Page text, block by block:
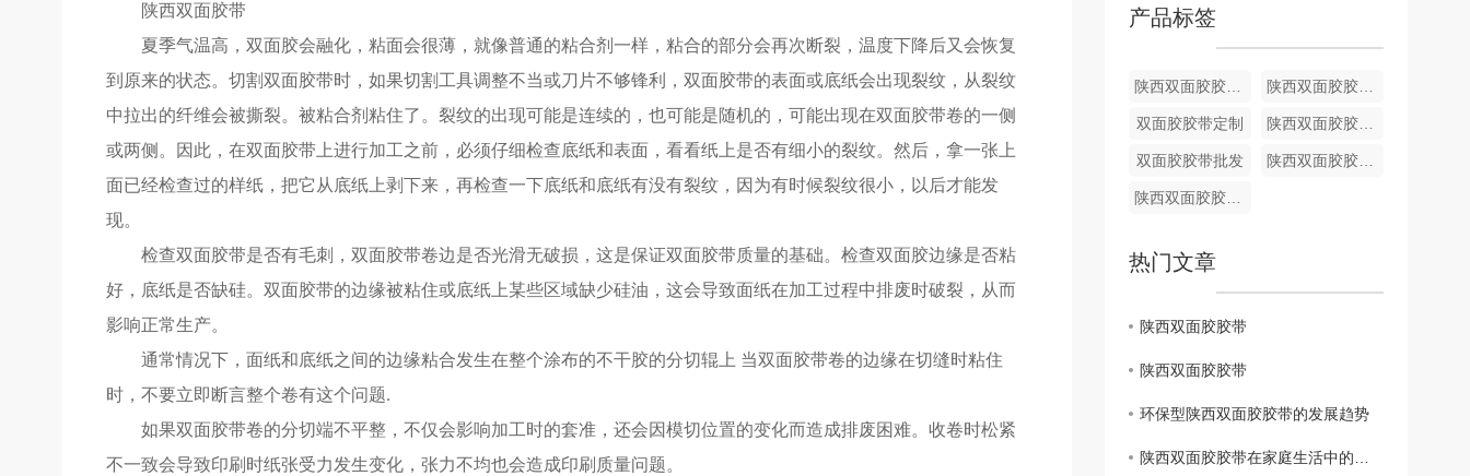
陕西双面胶带
夏季气温高，双面胶会融化，粘面会很薄，就像普通的粘合剂一样，粘合的部分会再次断裂，温度下降后又会恢复
到原来的状态。切割双面胶带时，如果切割工具调整不当或刀片不够锋利，双面胶带的表面或底纸会出现裂纹，从裂纹
中拉出的纤维会被撕裂。被粘合剂粘住了。裂纹的出现可能是连续的，也可能是随机的，可能出现在双面胶带卷的一侧
或两侧。因此，在双面胶带上进行加工之前，必须仔细检查底纸和表面，看看纸上是否有细小的裂纹。然后，拿一张上
面已经检查过的样纸，把它从底纸上剥下来，再检查一下底纸和底纸有没有裂纹，因为有时候裂纹很小，以后才能发
现。
检查双面胶带是否有毛刺，双面胶带卷边是否光滑无破损，这是保证双面胶带质量的基础。检查双面胶边缘是否粘
好，底纸是否缺硅。双面胶带的边缘被粘住或底纸上某些区域缺少硅油，这会导致面纸在加工过程中排废时破裂，从而
影响正常生产。
通常情况下，面纸和底纸之间的边缘粘合发生在整个涂布的不干胶的分切辊上 当双面胶带卷的边缘在切缝时粘住
时，不要立即断言整个卷有这个问题.
如果双面胶带卷的分切端不平整，不仅会影响加工时的套准，还会因模切位置的变化而造成排废困难。收卷时松紧
不一致会导致印刷时纸张受力发生变化，张力不均也会造成印刷质量问题。
产品标签
陕西双面胶胶带批发 陕西双面胶胶带定制
双面胶胶带定制 陕西双面胶胶带批发
双面胶胶带批发 陕西双面胶胶带价格
陕西双面胶胶带厂家
热门文章
陕西双面胶胶带
陕西双面胶胶带
环保型陕西双面胶胶带的发展趋势
陕西双面胶胶带在家庭生活中的应用技巧